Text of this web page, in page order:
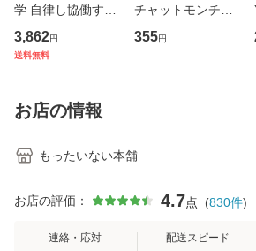
学 自律し協働する
専門職の看護マネ
ジメントスキル 改
恵 藤本幸三 / 南江
堂 [単行
3,862円
送料無料
チャットモンチー /
キューンレコード
[CD]【メール便送
355円
お店の情報
もったいない本舗
お店の評価： 4.7点 (830件)
連絡・応対 配送スピード